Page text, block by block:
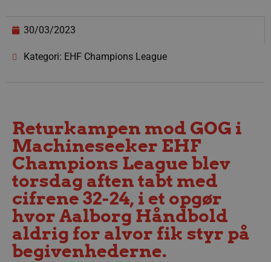
30/03/2023
Kategori: EHF Champions League
Returkampen mod GOG i
Machineseeker EHF
Champions League blev
torsdag aften tabt med
cifrene 32-24, i et opgør
hvor Aalborg Håndbold
aldrig for alvor fik styr på
begivenhederne.